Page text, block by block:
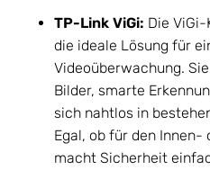
TP-Link ViGi: Die
die ideale Lösung für
Videoüberwachung.
Bilder, smarte
sich nahtlos in
Egal, ob für den Innen-
macht Sicherheit